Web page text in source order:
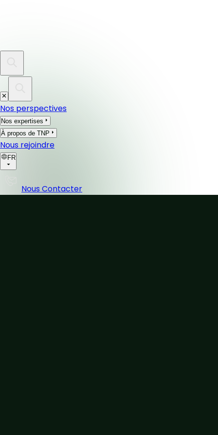
Nos perspectives
Nos expertises
À propos de TNP
Nous rejoindre
FR
Nous Contacter